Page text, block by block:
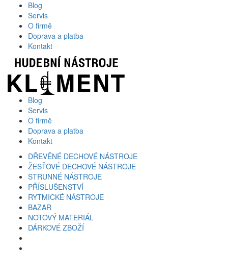
Blog
Servis
O firmě
Doprava a platba
Kontakt
Blog
Servis
O firmě
Doprava a platba
Kontakt
DŘEVĚNÉ DECHOVÉ NÁSTROJE
ŽESŤOVÉ DECHOVÉ NÁSTROJE
STRUNNÉ NÁSTROJE
PŘÍSLUŠENSTVÍ
RYTMICKÉ NÁSTROJE
BAZAR
NOTOVÝ MATERIÁL
DÁRKOVÉ ZBOŽÍ